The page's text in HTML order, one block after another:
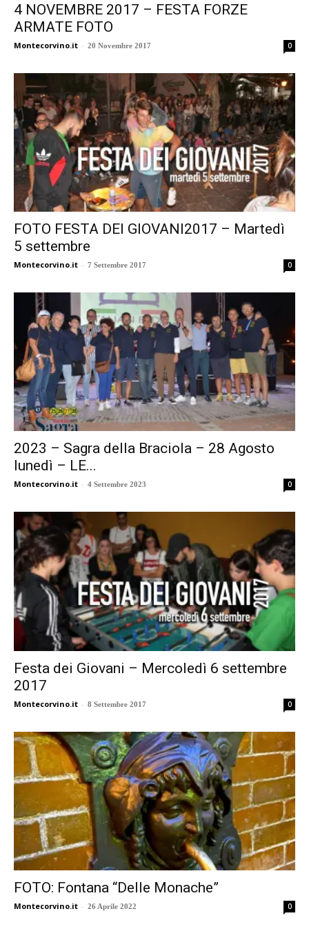
4 NOVEMBRE 2017 – FESTA FORZE
ARMATE FOTO
Montecorvino.it - 20 Novembre 2017 0
FOTO FESTA DEI GIOVANI2017 – Martedì
5 settembre
Montecorvino.it - 7 Settembre 2017 0
2023 – Sagra della Braciola – 28 Agosto
lunedì – LE...
Montecorvino.it - 4 Settembre 2023 0
Festa dei Giovani – Mercoledì 6 settembre
2017
Montecorvino.it - 8 Settembre 2017 0
FOTO: Fontana “Delle Monache”
Montecorvino.it - 26 Aprile 2022 0